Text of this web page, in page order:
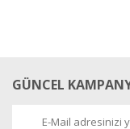
GÜNCEL